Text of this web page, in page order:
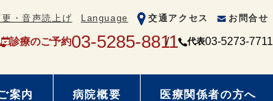
・音声読上げ Language 交通アクセス お問合せ
診療のご予約03-5285-8811 代表03-5273-7711
案内 病院概要 医療関係者の方へ